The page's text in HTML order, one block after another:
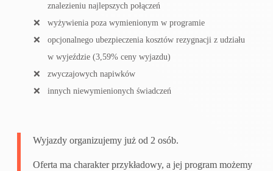
znalezieniu najlepszych połączeń
wyżywienia poza wymienionym w programie
opcjonalnego ubezpieczenia kosztów rezygnacji z udziału
w wyjeździe (3,59% ceny wyjazdu)
zwyczajowych napiwków
innych niewymienionych świadczeń
Wyjazdy organizujemy już od 2 osób.
Oferta ma charakter przykładowy, a jej program możemy